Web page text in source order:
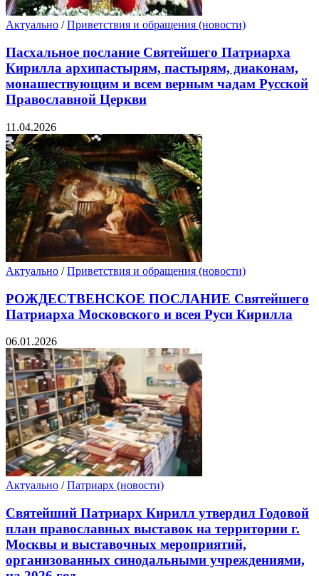
Актуально /Приветствия и обращения (новости)
Пасхальное послание Святейшего Патриарха
Кирилла архипастырям, пастырям, диаконам,
монашествующим и всем верным чадам Русской
Православной Церкви
11.04.2026
Актуально /Приветствия и обращения (новости)
РОЖДЕСТВЕНСКОЕ ПОСЛАНИЕ Святейшего
Патриарха Московского и всея Руси Кирилла
06.01.2026
Актуально /Патриарх (новости)
Святейший Патриарх Кирилл утвердил Годовой
план православных выставок на территории г.
Москвы и выставочных мероприятий,
организованных синодальными учреждениями,